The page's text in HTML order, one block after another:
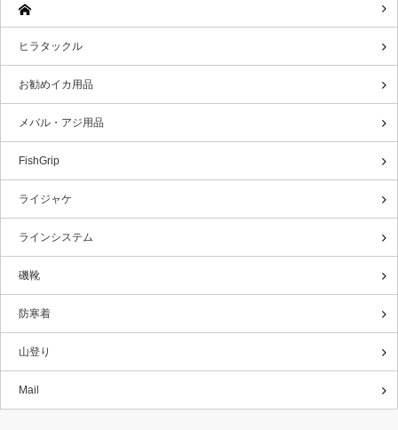
ヒラタックル
お勧めイカ用品
メバル・アジ用品
FishGrip
ライジャケ
ラインシステム
磯靴
防寒着
山登り
Mail